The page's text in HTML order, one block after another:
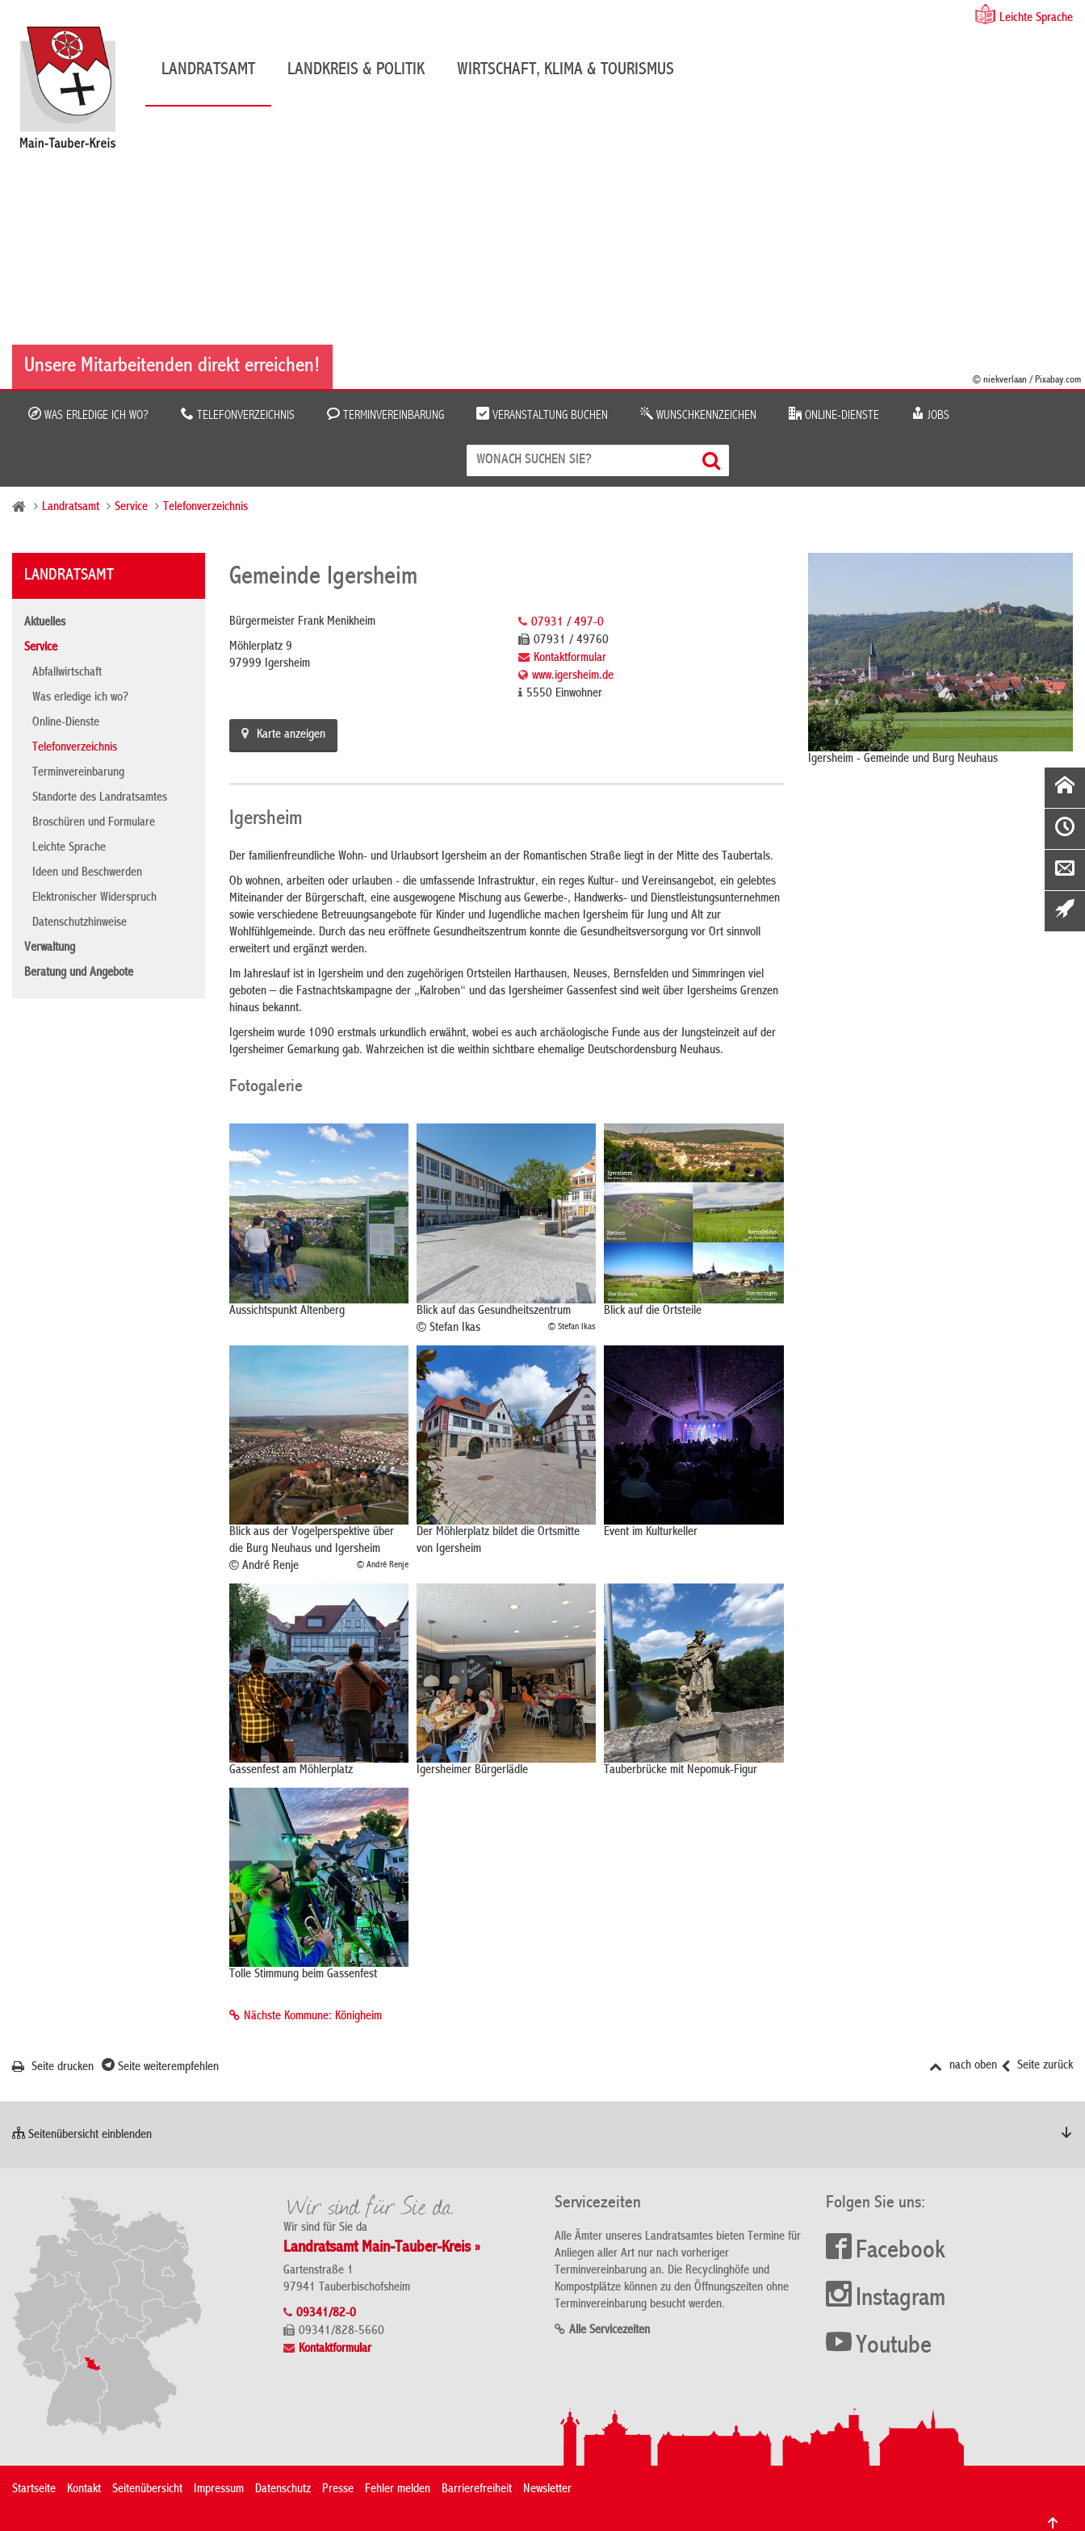
Leichte Sprache
LANDRATSAMT LANDKREIS & POLITIK WIRTSCHAFT, KLIMA & TOURISMUS
Unsere Mitarbeitenden direkt erreichen!
© niekverlaan / Pixabay.com
WAS ERLEDIGE ICH WO? TELEFONVERZEICHNIS TERMINVEREINBARUNG VERANSTALTUNG BUCHEN WUNSCHKENNZEICHEN ONLINE-DIENSTE JOBS
Landratsamt Service Telefonverzeichnis
LANDRATSAMT
Aktuelles
Service
Abfallwirtschaft
Was erledige ich wo?
Online-Dienste
Telefonverzeichnis
Terminvereinbarung
Standorte des Landratsamtes
Broschüren und Formulare
Leichte Sprache
Ideen und Beschwerden
Elektronischer Widerspruch
Datenschutzhinweise
Verwaltung
Beratung und Angebote
Gemeinde Igersheim
Bürgermeister Frank Menikheim
Möhlerplatz 9
97999 Igersheim
07931 / 497-0
07931 / 49760
Kontaktformular
www.igersheim.de
5550 Einwohner
Karte anzeigen
Igersheim
Der familienfreundliche Wohn- und Urlaubsort Igersheim an der Romantischen Straße liegt in der Mitte des Taubertals.
Ob wohnen, arbeiten oder urlauben - die umfassende Infrastruktur, ein reges Kultur- und Vereinsangebot, ein gelebtes
Miteinander der Bürgerschaft, eine ausgewogene Mischung aus Gewerbe-, Handwerks- und Dienstleistungsunternehmen
sowie verschiedene Betreuungsangebote für Kinder und Jugendliche machen Igersheim für Jung und Alt zur
Wohlfühlgemeinde. Durch das neu eröffnete Gesundheitszentrum konnte die Gesundheitsversorgung vor Ort sinnvoll
erweitert und ergänzt werden.
Im Jahreslauf ist in Igersheim und den zugehörigen Ortsteilen Harthausen, Neuses, Bernsfelden und Simmringen viel
geboten – die Fastnachtskampagne der „Kalroben“ und das Igersheimer Gassenfest sind weit über Igersheims Grenzen
hinaus bekannt.
Igersheim wurde 1090 erstmals urkundlich erwähnt, wobei es auch archäologische Funde aus der Jungsteinzeit auf der
Igersheimer Gemarkung gab. Wahrzeichen ist die weithin sichtbare ehemalige Deutschordensburg Neuhaus.
Fotogalerie
Aussichtspunkt Altenberg
© Stefan Ikas
Blick auf das Gesundheitszentrum
© Stefan Ikas
Blick auf die Ortsteile
© André Renje
Blick aus der Vogelperspektive über
die Burg Neuhaus und Igersheim
© André Renje
Der Möhlerplatz bildet die Ortsmitte
von Igersheim
Event im Kulturkeller
Gassenfest am Möhlerplatz Igersheimer Bürgerlädle Tauberbrücke mit Nepomuk-Figur
Tolle Stimmung beim Gassenfest
Nächste Kommune: Königheim
Igersheim - Gemeinde und Burg Neuhaus
Seite zurück
nach oben
Seite drucken Seite weiterempfehlen
Seitenübersicht einblenden
Wir sind für Sie da
Landratsamt Main-Tauber-Kreis »
Gartenstraße 1
97941 Tauberbischofsheim
09341/82-0
09341/828-5660
Kontaktformular
Servicezeiten
Alle Ämter unseres Landratsamtes bieten Termine für
Anliegen aller Art nur nach vorheriger
Terminvereinbarung an. Die Recyclinghöfe und
Kompostplätze können zu den Öffnungszeiten ohne
Terminvereinbarung besucht werden.
Alle Servicezeiten
Folgen Sie uns:
Facebook
Instagram
Youtube
Startseite Kontakt Seitenübersicht Impressum Datenschutz Presse Fehler melden Barrierefreiheit Newsletter